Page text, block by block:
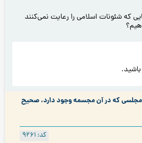
که شئونات اسلامی را رعایت نمی‌کنند
که در آن مجسمه وجود دارد، صحیح
کد: 9261